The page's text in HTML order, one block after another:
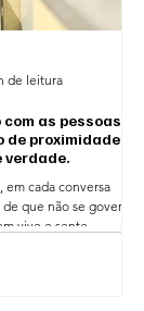
as pessoas é
de proximidade —
verdade.
em cada conversa
que não se governa à
vive e sente...
de leitura